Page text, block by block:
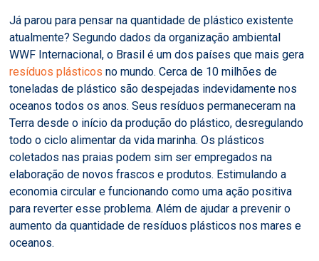
Já parou para pensar na quantidade de plástico existente
atualmente? Segundo dados da organização ambiental
WWF Internacional, o Brasil é um dos países que mais gera
resíduos plásticos no mundo. Cerca de 10 milhões de
toneladas de plástico são despejadas indevidamente nos
oceanos todos os anos. Seus resíduos permaneceram na
Terra desde o início da produção do plástico, desregulando
todo o ciclo alimentar da vida marinha. Os plásticos
coletados nas praias podem sim ser empregados na
elaboração de novos frascos e produtos. Estimulando a
economia circular e funcionando como uma ação positiva
para reverter esse problema. Além de ajudar a prevenir o
aumento da quantidade de resíduos plásticos nos mares e
oceanos.